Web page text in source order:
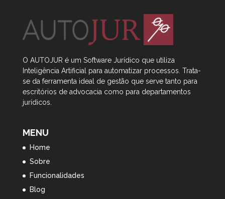
O AUTOJUR é um Software Jurídico que utiliza
Inteligência Artificial para automatizar processos. Trata-
se da ferramenta ideal de gestão que serve tanto para
escritórios de advocacia como para departamentos
jurídicos.
MENU
Home
Sobre
Funcionalidades
Blog